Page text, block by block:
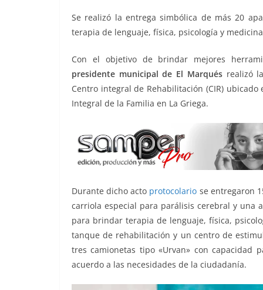
o
o
k
p
p
n
k
m
⁠Se realizó la entrega simbólica de más 20
terapia de lenguaje, física, psicología y
Con el objetivo de brindar mejores
presidente municipal de El Marquésrealizó
Centro integral de Rehabilitación (CIR)
Integral de la Familia en La Griega.
Durante dicho acto protocolario se entregaron
carriola especial para parálisis cerebral y una
para brindar terapia de lenguaje, física,
tanque de rehabilitación y un centro de
tres camionetas tipo «Urvan» con capacidad
acuerdo a las necesidades de la ciudadanía.